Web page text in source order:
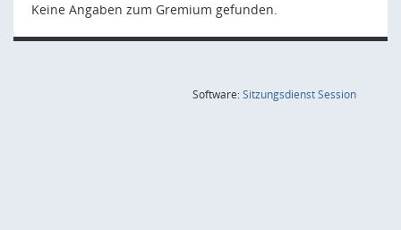
Keine Angaben zum Gremium gefunden.
Software:SitzungsdienstSession(Wird in